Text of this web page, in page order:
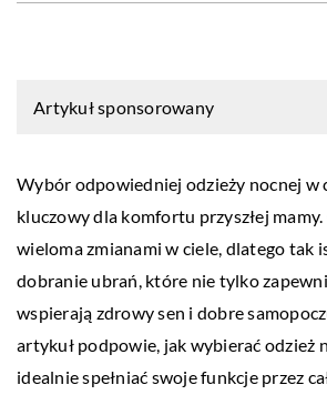
Artykuł sponsorowany
Wybór odpowiedniej odzieży nocnej w
kluczowy dla komfortu przyszłej mamy.
wieloma zmianami w ciele, dlatego tak
dobranie ubrań, które nie tylko
wspierają zdrowy sen i dobre
artykuł podpowie, jak wybierać odzież
idealnie spełniać swoje funkcje przez